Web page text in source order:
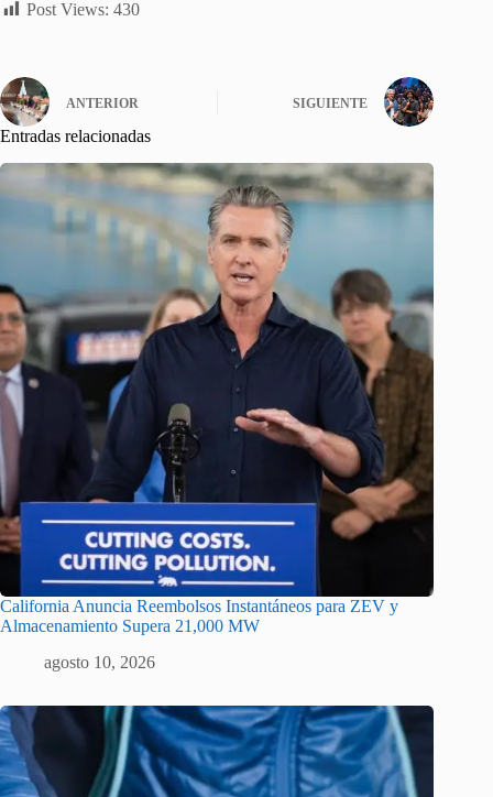
Post Views: 430
ANTERIOR SIGUIENTE
Entradas relacionadas
California Anuncia Reembolsos Instantáneos para ZEV y
Almacenamiento Supera 21,000 MW
agosto 10, 2026